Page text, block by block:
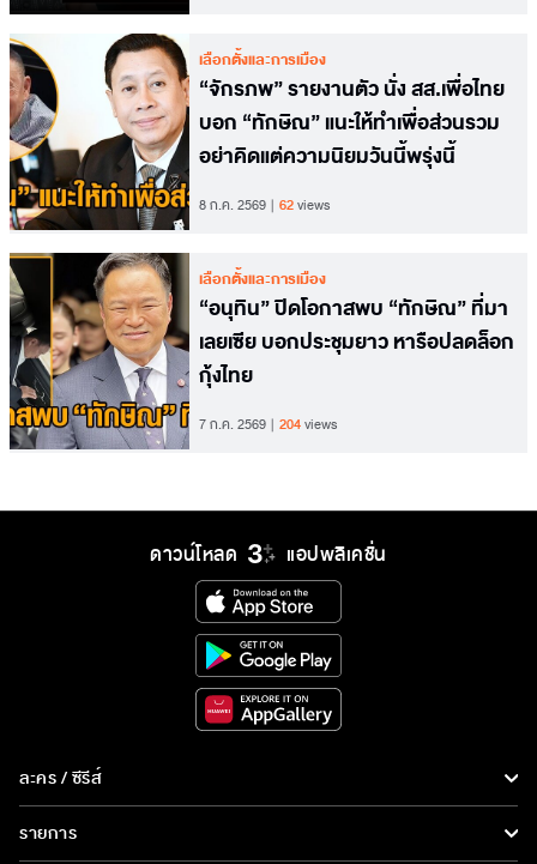
เลือกตั้งและการเมือง
“จักรภพ” รายงานตัว นั่ง สส.เพื่อไทย
บอก “ทักษิณ” แนะให้ทำเพื่อส่วนรวม
อย่าคิดแต่ความนิยมวันนี้พรุ่งนี้
8 ก.ค. 2569 62views
เลือกตั้งและการเมือง
“อนุทิน” ปิดโอกาสพบ “ทักษิณ” ที่มา
เลยเซีย บอกประชุมยาว หารือปลดล็อก
กุ้งไทย
7 ก.ค. 2569 204views
ดาวน์โหลด แอปพลิเคชั่น
ละคร / ซีรีส์
ละคร/ซีรีส์
รายการ